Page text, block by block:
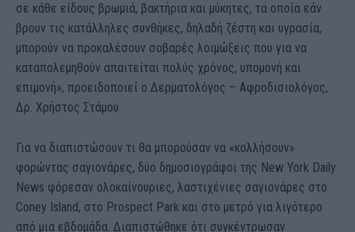
σε κάθε είδους βρωμιά, βακτήρια και μύκητες, τα οποία εάν
βρουν τις κατάλληλες συνθήκες, δηλαδή ζέστη και υγρασία,
μπορούν να προκαλέσουν σοβαρές λοιμώξεις που για να
καταπολεμηθούν απαιτείται πολύς χρόνος, υπομονή και
επιμονή», προειδοποιεί ο Δερματολόγος – Αφροδισιολόγος,
Δρ. Χρήστος Στάμου.
Για να διαπιστώσουν τι θα μπορούσαν να «κολλήσουν»
φορώντας σαγιονάρες, δύο δημοσιογράφοι της New York Daily
News φόρεσαν ολοκαίνουριες, λαστιχένιες σαγιονάρες στο
Coney Island, στο Prospect Park και στο μετρό για λιγότερο
από μια εβδομάδα. Διαπιστώθηκε ότι συγκέντρωσαν